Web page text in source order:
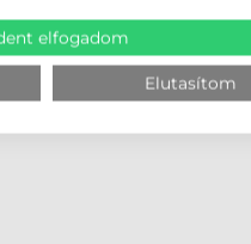
vezetékek, huzalok
elfogadom
Elutasítom